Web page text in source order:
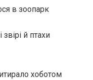
в зоопарк
й птахи
хоботом